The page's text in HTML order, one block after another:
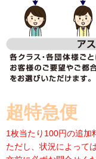
超特急便
1枚当たり100円の追加
ただし、状況によって